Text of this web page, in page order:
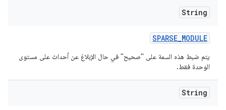
String
SPARSE_MODULE
يتم ضبط هذه السمة على "صحيح" في حال الإبلاغ عن أحداث على مستوى
الوحدة فقط.
String